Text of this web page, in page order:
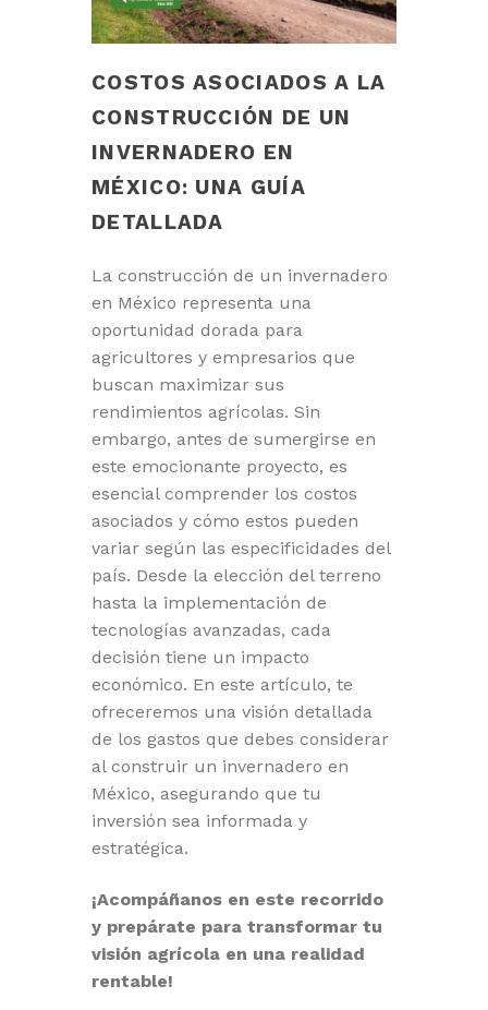
COSTOS ASOCIADOS A LA
CONSTRUCCIÓN DE UN
INVERNADERO EN
MÉXICO: UNA GUÍA
DETALLADA
La construcción de un invernadero
en México representa una
oportunidad dorada para
agricultores y empresarios que
buscan maximizar sus
rendimientos agrícolas. Sin
embargo, antes de sumergirse en
este emocionante proyecto, es
esencial comprender los costos
asociados y cómo estos pueden
variar según las especificidades del
país. Desde la elección del terreno
hasta la implementación de
tecnologías avanzadas, cada
decisión tiene un impacto
económico. En este artículo, te
ofreceremos una visión detallada
de los gastos que debes considerar
al construir un invernadero en
México, asegurando que tu
inversión sea informada y
estratégica.
¡Acompáñanos en este recorrido
y prepárate para transformar tu
visión agrícola en una realidad
rentable!